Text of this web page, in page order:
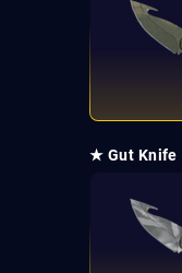
★ Gut Knife